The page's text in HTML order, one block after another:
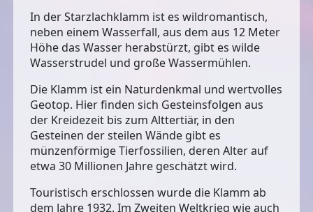
In der Starzlachklamm ist es wildromantisch,
neben einemWasserfall, aus dem aus 12 Meter
Höhe das Wasser herabstürzt, gibt es wilde
Wasserstrudel und große Wassermühlen.
Die Klamm ist ein Naturdenkmal und wertvolles
Geotop. Hier finden sich Gesteinsfolgen aus
der Kreidezeit bis zum Alttertiär, in den
Gesteinen der steilen Wände gibt es
münzenförmige Tierfossilien, deren Alter auf
etwa 30 Millionen Jahre geschätzt wird.
Touristisch erschlossen wurde die Klamm ab
dem Jahre 1932. Im Zweiten Weltkrieg wie auch